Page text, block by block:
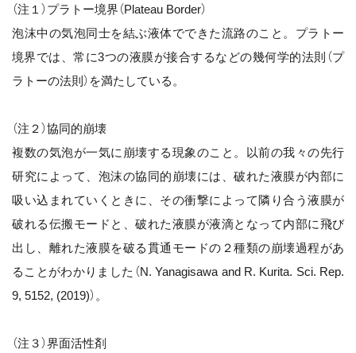
（注１）プラトー境界（Plateau Border）
泡沫中の気泡同士を結ぶ液体でできた流路のこと。プラトー
境界では、常に3つの液膜が接合するなどの幾何学的法則（プ
ラトーの法則）を満たしている。
（注２）協同的崩壊
複数の気泡が一気に崩壊する現象のこと。以前の我々の先行
研究によって、泡沫の協同的崩壊には、破れた液膜が内部に
吸い込まれていくときに、その衝撃によって隣り合う液膜が
破れる伝搬モードと、破れた液膜が液滴となって内部に飛び
出し、離れた液膜を破る貫通モードの２種類の崩壊過程があ
ることがわかりました（N. Yanagisawa and R. Kurita. Sci. Rep.
9, 5152, (2019)）。
（注３）界面活性剤